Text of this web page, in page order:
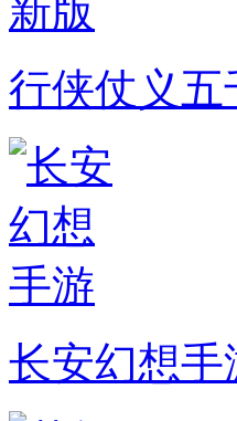
行侠仗义五
长安幻想手